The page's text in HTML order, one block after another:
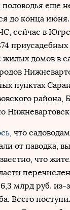
еще
до конца
сейчас в Югре
приусадебных
жилых домов в
пунктах
района,
, что
от паводка,
что
млрд руб. из-
Всего